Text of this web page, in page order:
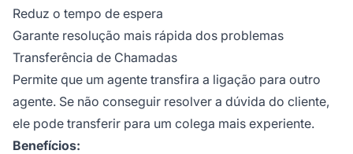
Reduz o tempo de espera
Garante resolução mais rápida dos problemas
Transferência de Chamadas
Permite que um agente transfira a ligação para outro
agente. Se não conseguir resolver a dúvida do cliente,
ele pode transferir para um colega mais experiente.
Benefícios: